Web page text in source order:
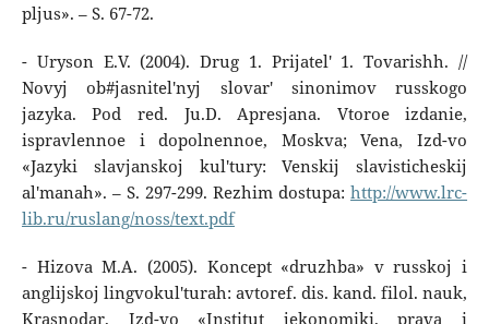
pljus». – S. 67-72.
- Uryson E.V. (2004). Drug 1. Prijatel' 1. Tovarishh. //
Novyj ob#jasnitel'nyj slovar' sinonimov russkogo
jazyka. Pod red. Ju.D. Apresjana. Vtoroe izdanie,
ispravlennoe i dopolnennoe, Moskva; Vena, Izd-vo
«Jazyki slavjanskoj kul'tury: Venskij slavisticheskij
al'manah». – S. 297-299. Rezhim dostupa:http://www.lrc-
lib.ru/ruslang/noss/text.pdf
- Hizova M.A. (2005). Koncept «druzhba» v russkoj i
anglijskoj lingvokul'turah: avtoref. dis. kand. filol. nauk,
Krasnodar, Izd-vo «Institut jekonomiki, prava i